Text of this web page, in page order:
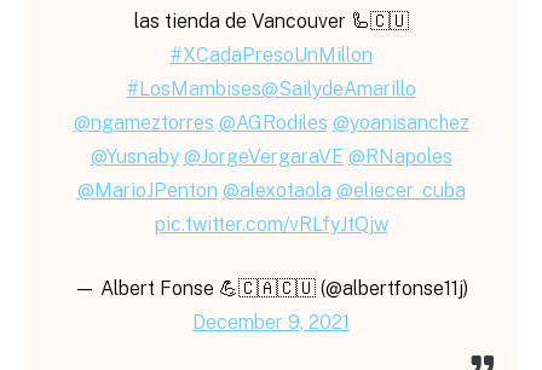
las tienda de Vancouver 🦾🇨🇺
#XCadaPresoUnMillon
#LosMambises@SailydeAmarillo
@ngameztorres @AGRodiles @yoanisanchez
@Yusnaby @JorgeVergaraVE @RNapoles
@MarioJPenton @alexotaola @eliecer_cuba
pic.twitter.com/vRLfyJtQjw
— Albert Fonse 💪🇨🇦🇨🇺 (@albertfonse11j)
December 9, 2021